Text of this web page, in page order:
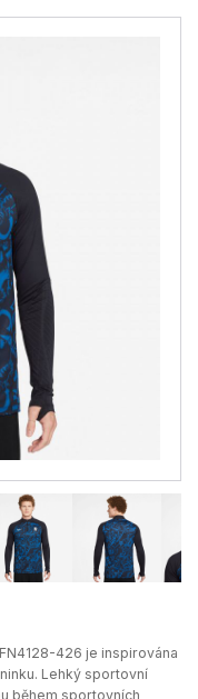
426 je inspirována
Lehký sportovní
během sportovních